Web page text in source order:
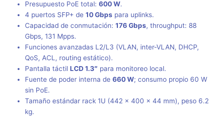
Presupuesto PoE total:600 W.
4 puertos SFP+ de10 Gbps para uplinks.
Capacidad de conmutación:176 Gbps, throughput: 88
Gbps, 131 Mpps.
Funciones avanzadas L2/L3 (VLAN, inter-VLAN, DHCP,
QoS, ACL, routing estático).
Pantalla táctilLCD 1.3″ para monitoreo local.
Fuente de poder interna de660 W; consumo propio 60 W
sin PoE.
Tamaño estándar rack 1U (442 × 400 × 44 mm), peso 6.2
kg.